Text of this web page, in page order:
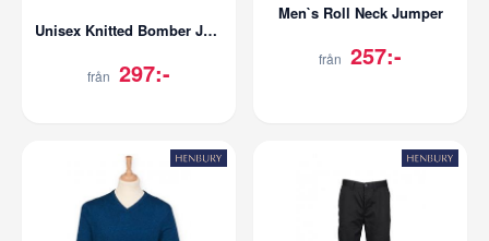
Unisex Knitted Bomber Jacket
från 297:-
Men`s Roll Neck Jumper
från 257:-